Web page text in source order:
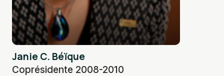
Janie C. Béïque
Coprésidente 2008-2010